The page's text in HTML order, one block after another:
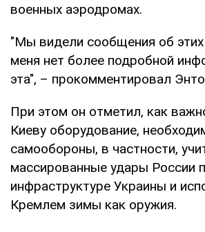
военных аэродромах.
"Мы видели сообщения об этих
меня нет более подробной
эта", – прокомментировал
При этом он отметил, как
Киеву оборудование,
самообороны, в частности,
массированные удары России
инфраструктуре Украины и
Кремлем зимы как оружия.